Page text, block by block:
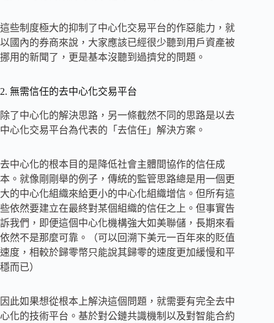
這些制度極大的抑制了中心化交易平台的作惡能力，就
以國內的券商來說，大家應該已經很少聽到用戶資產被
挪用的新聞了，更是基本沒聽到過擠兌的問題。
2. 無需信任的去中心化交易平台
除了中心化的解決思路，另一條截然不同的思路是以去
中心化交易平台為代表的「去信任」解決方案。
去中心化的根本目的是降低社會主體間協作的信任成
本。就像剛剛舉的例子，傳統的監管思路總是用一個更
大的中心化組織來給更小的中心化組織增信。但所有這
些依然要建立在最終對某個組織的信任之上。但事實告
訴我們，即便這個中心化機構強大如美聯儲，長期來看
依然不是那麼可靠。（可以回溯下美元一百年來的貶值
速度，相較於歸零幣只能說其歸零的速度更加緩慢和平
穩而已）
因此如果想從根本上解決這個問題，就需要有完全去中
心化的技術平台。基於對公鏈共識機制以及對智能合約